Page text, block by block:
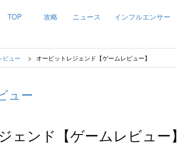
TOP 攻略 ニュース インフルエンサー
ビュー オービットレジェンド【ゲームレビュー】
ュー
ェンド【ゲームレビュー】